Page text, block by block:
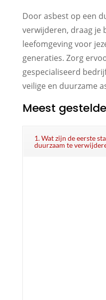
Door asbest op een
verwijderen, draag je
leefomgeving voor
generaties. Zorg
gespecialiseerd
veilige en duurzame
Meest
1. Wat zijn de eerste
duurzaam te